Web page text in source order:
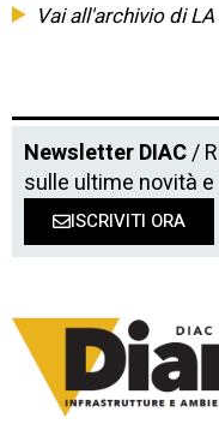
Vai all'archivio di LA
Newsletter DIAC/
sulle ultime novità
ISCRIVITI ORA